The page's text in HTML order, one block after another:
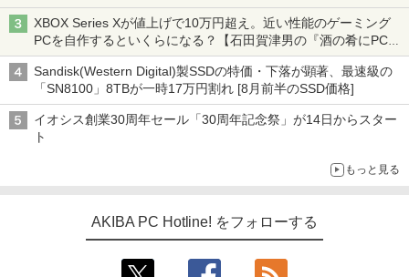
XBOX Series Xが値上げで10万円超え。近い性能のゲーミング
PCを自作するといくらになる？【石田賀津男の『酒の肴にPCゲ
ーム』】
Sandisk(Western Digital)製SSDの特価・下落が顕著、最速級の
「SN8100」8TBが一時17万円割れ [8月前半のSSD価格]
イオシス創業30周年セール「30周年記念祭」が14日からスター
ト
もっと見る
AKIBA PC Hotline! をフォローする